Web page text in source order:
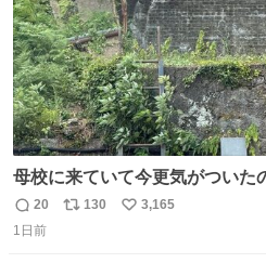
母校に来ていて今更気がついた
ったのだろう…？_:(´ཀ`」 ∠):
返
信
20
リ
130
い
3,165
1日前